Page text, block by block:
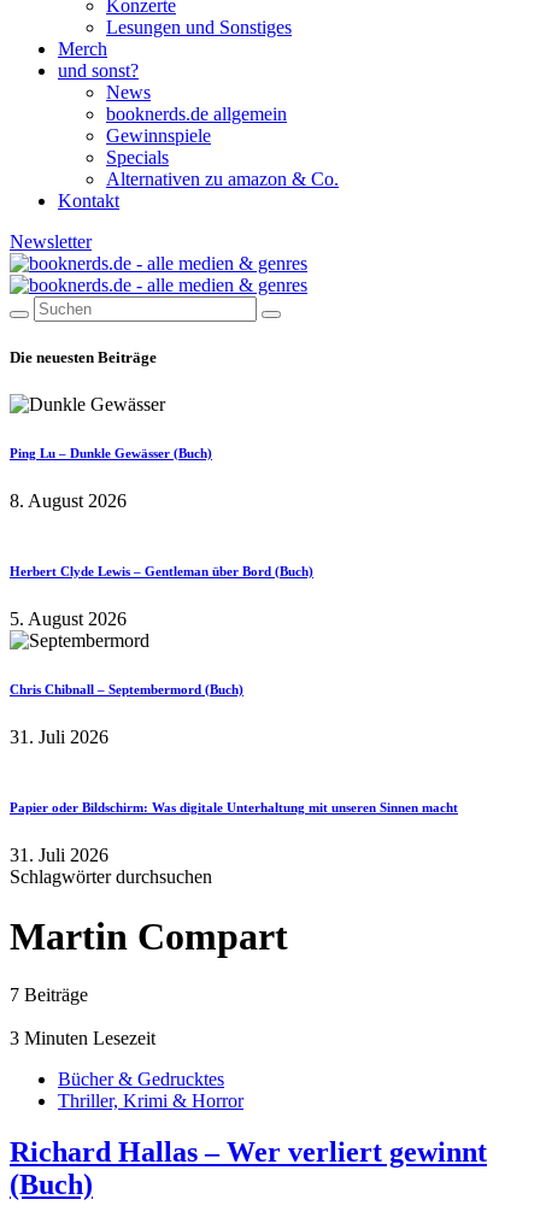
Konzerte
Lesungen und Sonstiges
Merch
und sonst?
News
booknerds.de allgemein
Gewinnspiele
Specials
Alternativen zu amazon & Co.
Kontakt
Newsletter
Die neuesten Beiträge
Ping Lu – Dunkle Gewässer (Buch)
8. August 2026
Herbert Clyde Lewis – Gentleman über Bord (Buch)
5. August 2026
Chris Chibnall – Septembermord (Buch)
31. Juli 2026
Papier oder Bildschirm: Was digitale Unterhaltung mit unseren Sinnen macht
31. Juli 2026
Schlagwörter durchsuchen
Martin Compart
7 Beiträge
3 Minuten Lesezeit
Bücher & Gedrucktes
Thriller, Krimi & Horror
Richard Hallas – Wer verliert gewinnt
(Buch)